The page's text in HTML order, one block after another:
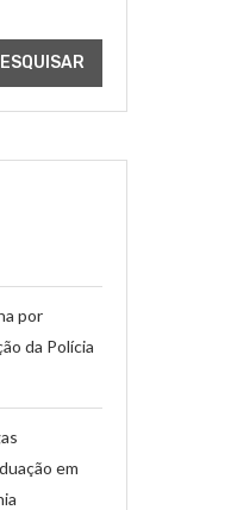
por
da Polícia
em